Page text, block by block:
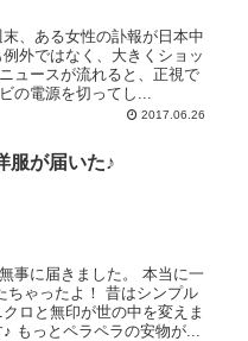
、ある女性の訃報が日本中
外ではなく、大きくショッ
ュースが流れると、正視で
の電源を切ってし...
2017.06.26
服が届いた♪
事に届きました。 本当に一
ちゃったよ！ 昔はシンプル
ロと無印が世の中を変えま
もっとペラペラの安物が...